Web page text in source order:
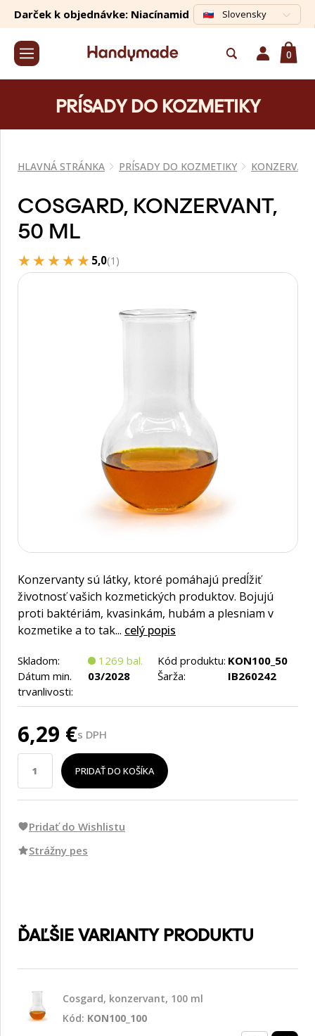
Darček k objednávke: Niacínamid Slovensky
0
PRÍSADY DO KOZMETIKY
HLAVNÁ STRÁNKA PRÍSADY DO KOZMETIKY
COSGARD, KONZERVANT,
50 ML
★★★★★
★★★★★ 5,0(1)
Konzervanty sú látky, ktoré pomáhajú predĺžiť
životnosť vašich kozmetických produktov. Bojujú
proti baktériám, kvasinkám, hubám a plesniam v
kozmetike a to tak... celý popis
Skladom: 1269 bal. Kód produktu: KON100_50
Dátum min.
trvanlivosti:
03/2028 Šarža: IB260242
6,29 €s DPH
PRIDAŤ DO KOŠÍKA
Pridať do Wishlistu
Strážny pes
ĎAĽŠIE VARIANTY PRODUKTU
Cosgard, konzervant, 100 ml
Kód: KON100_100